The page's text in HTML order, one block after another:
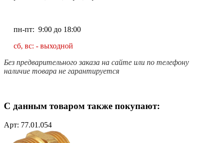
пн-пт: 9:00 до 18:00
сб, вс: - выходной
Без предварительного заказа на сайте или по телефону
наличие товара не гарантируется
С данным товаром также покупают:
Арт: 77.01.054